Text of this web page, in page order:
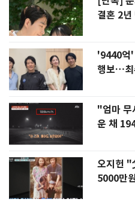
결혼 2
'9440억'
행보…최
"엄마 무
운 채
오지헌 "
5000만